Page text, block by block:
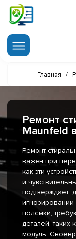
Главная /
Ремонт
Maunfeld
Ремонт
важен при
как эти
и
подтверждает:
поломки,
деталей, таких
модуль.